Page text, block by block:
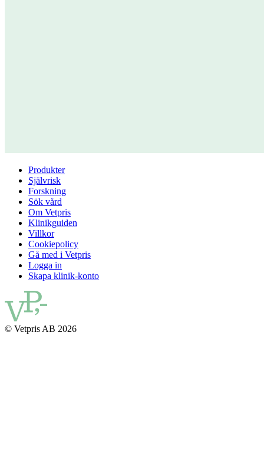
Produkter
Självrisk
Forskning
Sök vård
Om Vetpris
Klinikguiden
Villkor
Cookiepolicy
Gå med i Vetpris
Logga in
Skapa klinik-konto
© Vetpris AB 2026